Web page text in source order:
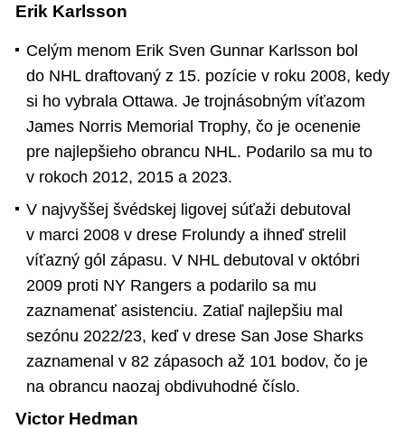
Erik Karlsson
Celým menom Erik Sven Gunnar Karlsson bol
do NHL draftovaný z 15. pozície v roku 2008, kedy
si ho vybrala Ottawa. Je trojnásobným víťazom
James Norris Memorial Trophy, čo je ocenenie
pre najlepšieho obrancu NHL. Podarilo sa mu to
v rokoch 2012, 2015 a 2023.
V najvyššej švédskej ligovej súťaži debutoval
v marci 2008 v drese Frolundy a ihneď strelil
víťazný gól zápasu. V NHL debutoval v októbri
2009 proti NY Rangers a podarilo sa mu
zaznamenať asistenciu. Zatiaľ najlepšiu mal
sezónu 2022/23, keď v drese San Jose Sharks
zaznamenal v 82 zápasoch až 101 bodov, čo je
na obrancu naozaj obdivuhodné číslo.
Victor Hedman